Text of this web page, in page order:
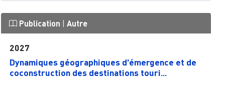
Publication | Autre
2027
Dynamiques géographiques d'émergence et de
coconstruction des destinations touri...